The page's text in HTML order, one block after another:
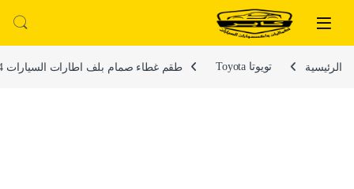
تخطي إلى المحتوى
الرئيسية تويوتا Toyota طقم غطاء صمام بلف اطارات السيارات 4 قطع مع ميدالية معدن ، مناسبة لاطارات السيارات والدراجات والدراجات النارية متوافق مع تويوتا اسود